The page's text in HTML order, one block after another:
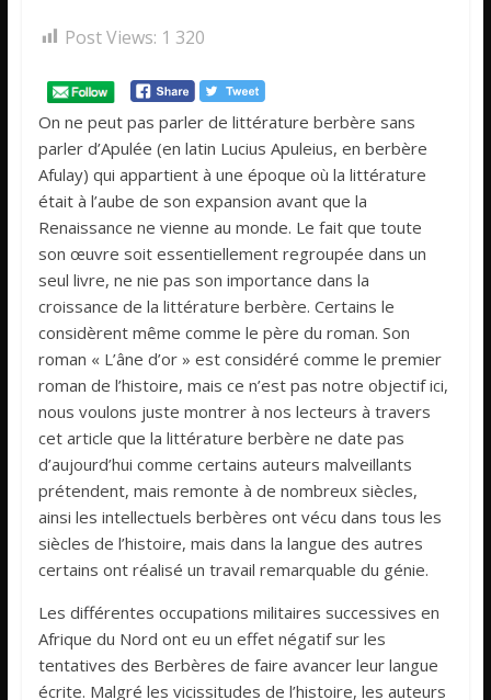
Post Views: 1 320
On ne peut pas parler de littérature berbère sans
parler d’Apulée (en latin Lucius Apuleius, en berbère
Afulay) qui appartient à une époque où la littérature
était à l’aube de son expansion avant que la
Renaissance ne vienne au monde. Le fait que toute
son œuvre soit essentiellement regroupée dans un
seul livre, ne nie pas son importance dans la
croissance de la littérature berbère. Certains le
considèrent même comme le père du roman. Son
roman « L’âne d’or » est considéré comme le premier
roman de l’histoire, mais ce n’est pas notre objectif ici,
nous voulons juste montrer à nos lecteurs à travers
cet article que la littérature berbère ne date pas
d’aujourd’hui comme certains auteurs malveillants
prétendent, mais remonte à de nombreux siècles,
ainsi les intellectuels berbères ont vécu dans tous les
siècles de l’histoire, mais dans la langue des autres
certains ont réalisé un travail remarquable du génie.
Les différentes occupations militaires successives en
Afrique du Nord ont eu un effet négatif sur les
tentatives des Berbères de faire avancer leur langue
écrite. Malgré les vicissitudes de l’histoire, les auteurs